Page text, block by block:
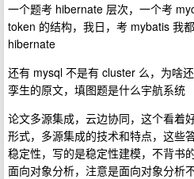
一个题考 hibernate 层次，一个考
token 的结构，我日，考 mybatis 我
hibernate
还有 mysql 不是有 cluster 么，为啥
孪生的原文，填图题是什么宇航系统
论文多源集成，云边协同，这个看着
形式，多源集成的技术和特点，这些
稳定性，写的是稳定性建模，不背书
面向对象分析，注意是面向对象分析